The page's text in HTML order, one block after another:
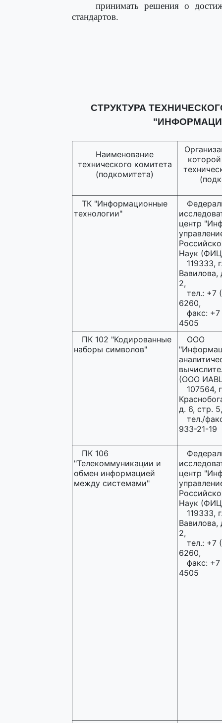
принимать решения о
стандартов.
СТРУКТУРА
Наименование
технического комитета
(подкомитета)
ТК "Информационные
технологии"
центр
Наук
119333,
Вавилова,
2,
тел.: +7
6260,
факс:
4505
ПК 102 "Кодированные
наборы символов"
ООО
(ООО
107564,
д. 6, стр. 5,
тел./
933-21-19
ПК 106
"Телекоммуникации и
обмен информацией
между системами"
центр
Наук
119333,
Вавилова,
2,
тел.: +7
6260,
факс:
4505